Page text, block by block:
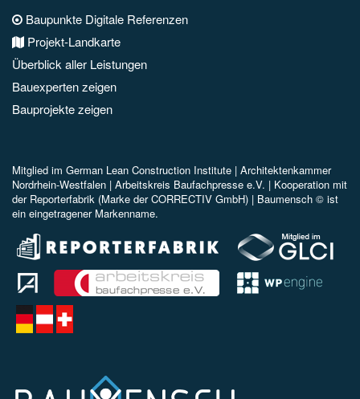
Baupunkte Digitale Referenzen
Projekt-Landkarte
Überblick aller Leistungen
Bauexperten zeigen
Bauprojekte zeigen
Mitglied im German Lean Construction Institute | Architektenkammer
Nordrhein-Westfalen | Arbeitskreis Baufachpresse e.V. | Kooperation mit
der Reporterfabrik (Marke der CORRECTIV GmbH) | Baumensch © ist
ein eingetragener Markenname.